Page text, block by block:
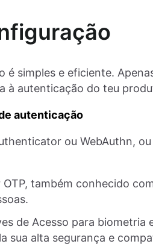
é simples e eficiente.
à autenticação do teu
autenticação
ou WebAuthn,
também conhecido
de Acesso para biometria
sua alta segurança e